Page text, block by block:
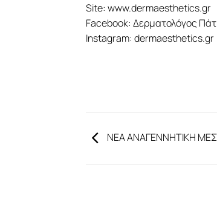
Site: www.dermaesthetics.gr
Facebook: Δερματολόγος
Instagram: dermaesthetics.gr
NΕΑ ΑΝΑΓΕΝΝΗΤΙΚΗ